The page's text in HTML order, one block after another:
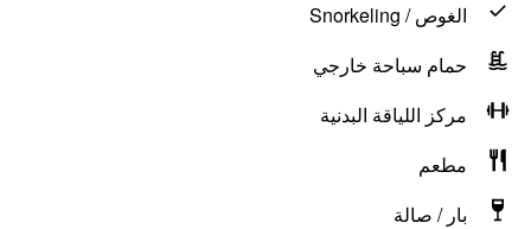
الغوص / Snorkeling
حمام سباحة خارجي
مركز اللياقة البدنية
مطعم
بار / صالة